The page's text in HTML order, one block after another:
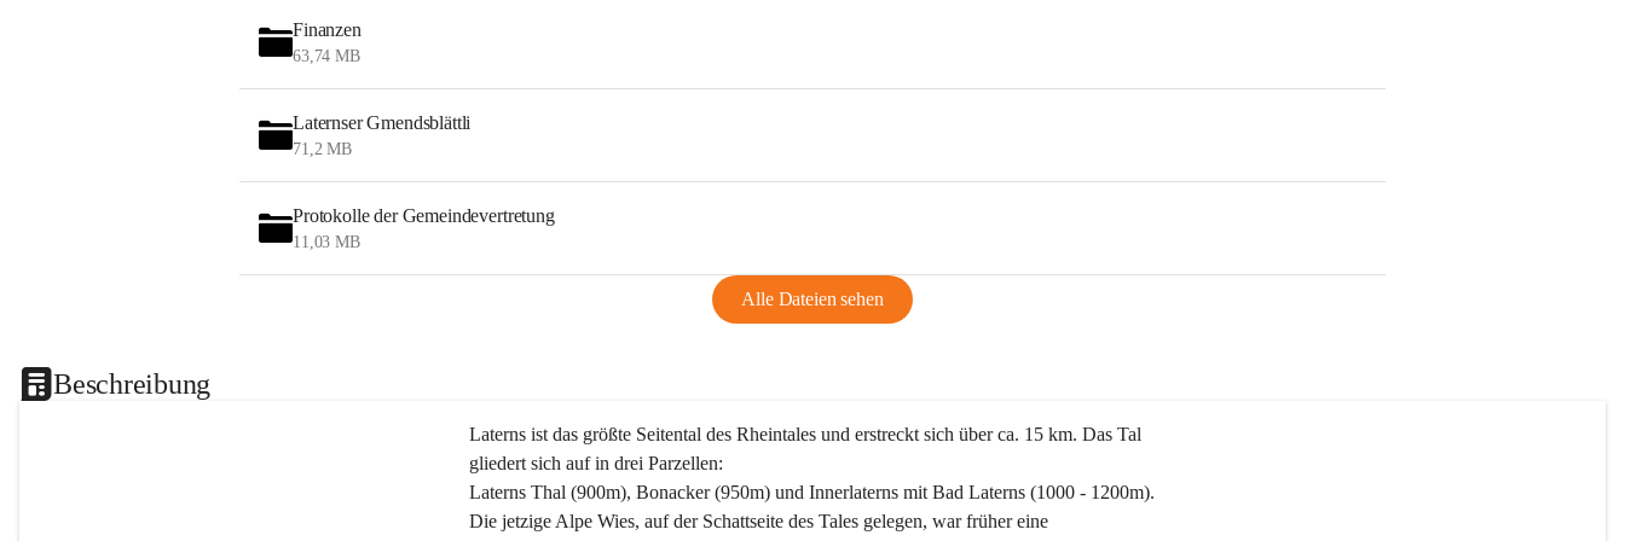
Finanzen
63,74 MB
Laternser Gmendsblättli
71,2 MB
Protokolle der Gemeindevertretung
11,03 MB
Alle Dateien sehen
Beschreibung
Laterns ist das größte Seitental des Rheintales und erstreckt sich über ca. 15 km. Das Tal
gliedert sich auf in drei Parzellen:
Laterns Thal (900m), Bonacker (950m) und Innerlaterns mit Bad Laterns (1000 - 1200m).
Die jetzige Alpe Wies, auf der Schattseite des Tales gelegen, war früher eine